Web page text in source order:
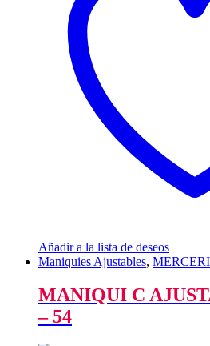
Añadir a la lista de deseos
Maniquies Ajustables,
MANIQUI C
– 54